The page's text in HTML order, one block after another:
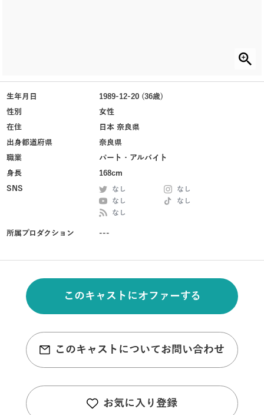
生年月日
1989-12-20 (36歳)
性別
女性
在住
日本 奈良県
出身都道府県
奈良県
職業
パート・アルバイト
身長
168cm
SNS
なし
なし
なし
なし
なし
所属プロダクション ---
このキャストにオファーする
このキャストについてお問い合わせ
お気に入り登録